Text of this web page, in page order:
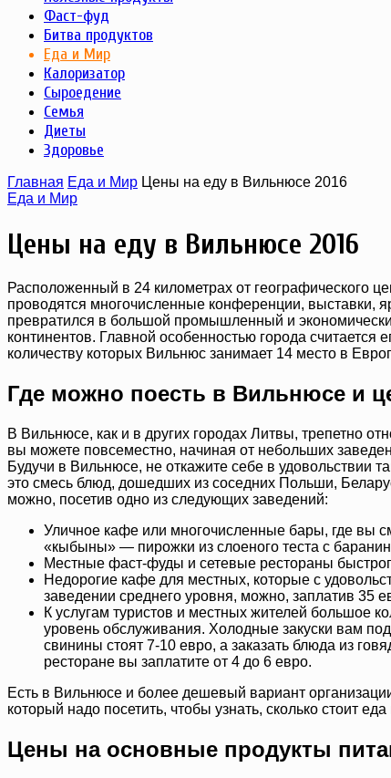
Фаст-фуд
Битва продуктов
Еда и Мир
Калоризатор
Сыроедение
Семья
Диеты
Здоровье
Главная Еда и Мир Цены на еду в Вильнюсе 2016
Еда и Мир
Цены на еду в Вильнюсе 2016
Расположенный в 24 километрах от географического
проводятся многочисленные конференции, выставки,
превратился в большой промышленный и
континентов. Главной особенностью города
количеству которых Вильнюс занимает 14 место в
Где можно поесть в Вильнюсе и
В Вильнюсе, как и в других городах Литвы, трепетно
вы можете повсеместно, начиная от небольших
Будучи в Вильнюсе, не откажите себе в удовольствии
это смесь блюд, дошедших из соседних Польши,
можно, посетив одно из следующих заведений:
Уличное кафе или многочисленные бары, где вы
«кыбыны» — пирожки из слоеного теста с
Местные фаст-фуды и сетевые рестораны
Недорогие кафе для местных, которые с
заведении среднего уровня, можно, заплатив 35
К услугам туристов и местных жителей большое
уровень обслуживания. Холодные закуски вам
свинины стоят 7-10 евро, а заказать блюда из
ресторане вы заплатите от 4 до 6 евро.
Есть в Вильнюсе и более дешевый вариант
который надо посетить, чтобы узнать, сколько стоит
Цены на основные продукты